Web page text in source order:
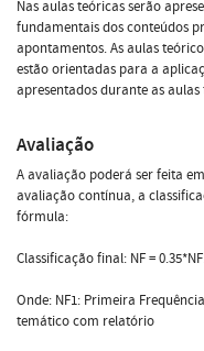
Nas aulas teóricas serão
fundamentais dos conteúdos
apontamentos. As aulas
estão orientadas para a
apresentados durante as aulas
Avaliação
A avaliação poderá ser feita
avaliação contínua, a
fórmula:
Classificação final: NF =
Onde: NF1: Primeira
temático com relatório